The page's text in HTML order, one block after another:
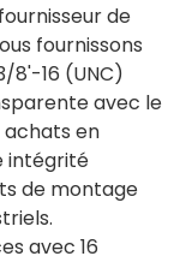
de
fournissons
8'-16 (UNC)
avec le
achats en
intégrité
de montage
avec 16